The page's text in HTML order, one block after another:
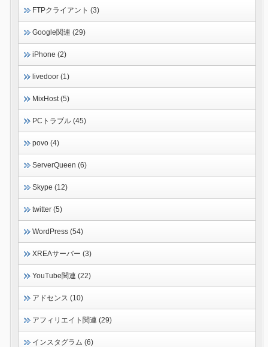
FTPクライアント (3)
Google関連 (29)
iPhone (2)
livedoor (1)
MixHost (5)
PCトラブル (45)
povo (4)
ServerQueen (6)
Skype (12)
twitter (5)
WordPress (54)
XREAサーバー (3)
YouTube関連 (22)
アドセンス (10)
アフィリエイト関連 (29)
インスタグラム (6)